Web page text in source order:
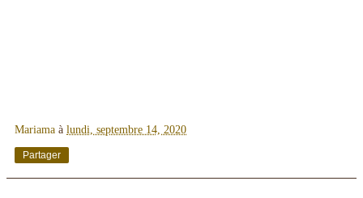
Mariama à lundi, septembre 14, 2020
Partager